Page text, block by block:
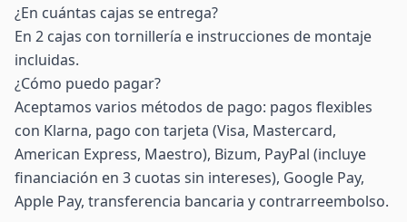
¿En cuántas cajas se entrega?
En 2 cajas con tornillería e instrucciones de montaje
incluidas.
¿Cómo puedo pagar?
Aceptamos varios métodos de pago: pagos flexibles
con Klarna, pago con tarjeta (Visa, Mastercard,
American Express, Maestro), Bizum, PayPal (incluye
financiación en 3 cuotas sin intereses), Google Pay,
Apple Pay, transferencia bancaria y contrarreembolso.